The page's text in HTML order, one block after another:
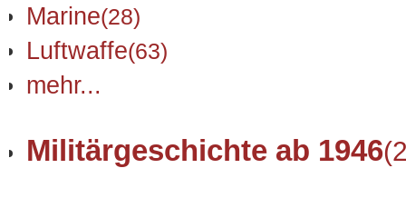
Marine(28)
Luftwaffe(63)
mehr...
Militärgeschichte ab 1946